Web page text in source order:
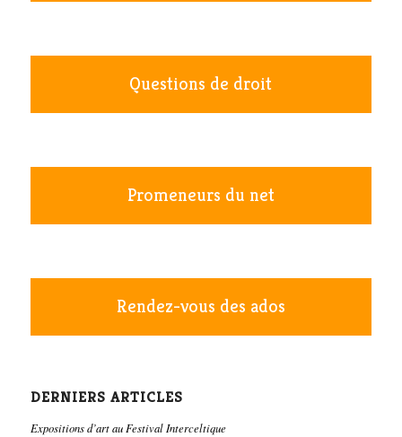
Questions de droit
Promeneurs du net
Rendez-vous des ados
DERNIERS ARTICLES
Expositions d’art au Festival Interceltique